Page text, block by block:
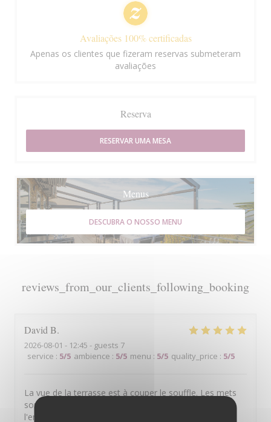
reviews_from_our_clients_following_booking
David B
2026-08-01 - 12:45 - guests 7
service : 5/5 ambience : 5/5 menu : 5/5 quality_price : 5/5
La vue de la terrasse est à couper le souffle. Les mets
sont excellents. Le service est à la hauteur de
l'ensemble.
Avaliações 100% certificadas
Apenas os clientes que fizeram reservas submeteram
avaliações
Reserva
RESERVAR UMA MESA
Menus
DESCUBRA O NOSSO MENU